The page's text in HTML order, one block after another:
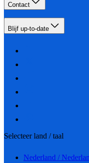
Contact
Blijf up-to-date
Selecteer land / taal
Nederland /